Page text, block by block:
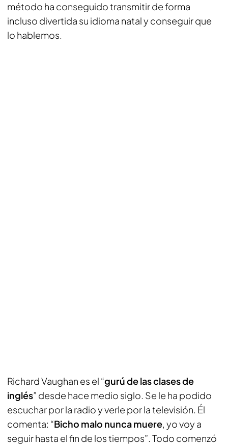
método ha conseguido transmitir de forma
incluso divertida su idioma natal y conseguir que
lo hablemos.
Richard Vaughan es el “gurú de las clases de
inglés” desde hace medio siglo. Se le ha podido
escuchar por la radio y verle por la televisión. Él
comenta: “Bicho malo nunca muere, yo voy a
seguir hasta el fin de los tiempos”. Todo comenzó